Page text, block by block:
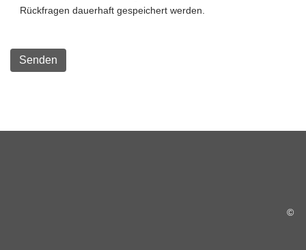
Rückfragen dauerhaft gespeichert werden.
©